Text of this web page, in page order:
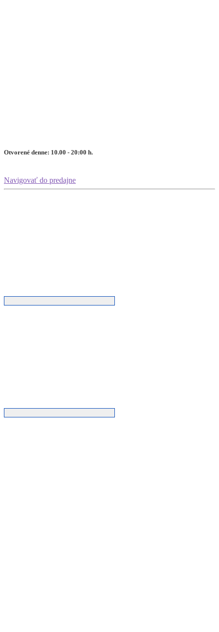
Otvorené denne: 10.00 - 20:00 h.
Navigovať do predajne